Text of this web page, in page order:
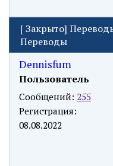
[Закрыто]
Переводы
Dennisfum
Пользователь
Сообщений: 255
Регистрация:
08.08.2022